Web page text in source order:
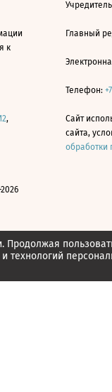
Продолжая
технологий
к
,
Главный
Телефон:
Сайт
сайта,
обработки